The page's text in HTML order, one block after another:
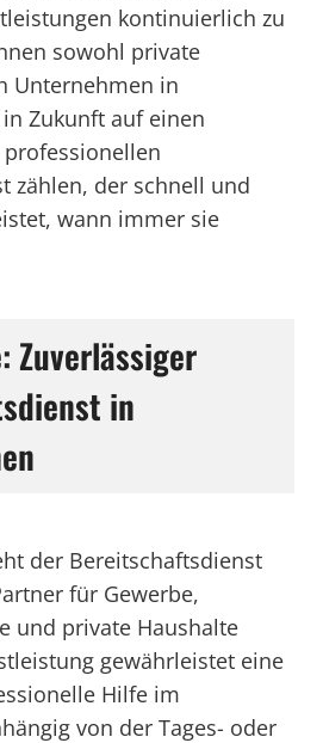
kontinuierlich zu
sowohl private
Unternehmen in
Zukunft auf einen
zählen, der schnell und
wann immer sie
Zuverlässiger
in
der Bereitschaftsdienst
für Gewerbe,
und private Haushalte
gewährleistet eine
Hilfe im
von der Tages- oder